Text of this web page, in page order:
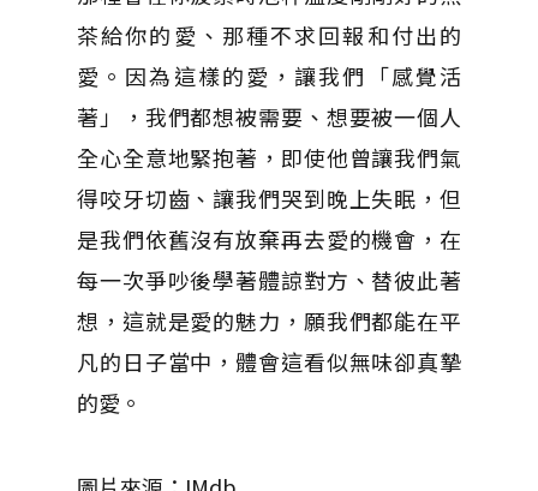
茶給你的愛、那種不求回報和付出的
愛。因為這樣的愛，讓我們「感覺活
著」，我們都想被需要、想要被一個人
全心全意地緊抱著，即使他曾讓我們氣
得咬牙切齒、讓我們哭到晚上失眠，但
是我們依舊沒有放棄再去愛的機會，在
每一次爭吵後學著體諒對方、替彼此著
想，這就是愛的魅力，願我們都能在平
凡的日子當中，體會這看似無味卻真摯
的愛。